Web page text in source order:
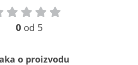
0 od 5
o proizvodu